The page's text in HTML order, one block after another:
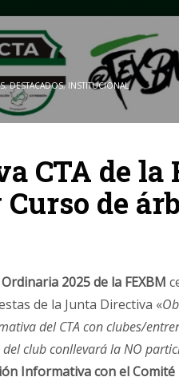
,DESTACADOS, INSTITUCIONAL
CTA de la
de
2025 de la FEXBM
de la Junta Directiva «
del CTA con clubes/
club conllevará la NO
Informativa con el